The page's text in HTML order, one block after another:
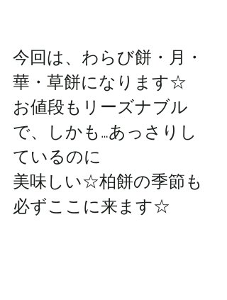
今回は、わらび餅・月・
華・草餅になります☆
お値段もリーズナブル
で、しかも…あっさりし
ているのに
美味しい☆柏餅の季節も
必ずここに来ます☆